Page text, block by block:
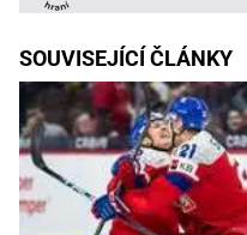
SOUVISEJÍCÍ ČLÁNKY